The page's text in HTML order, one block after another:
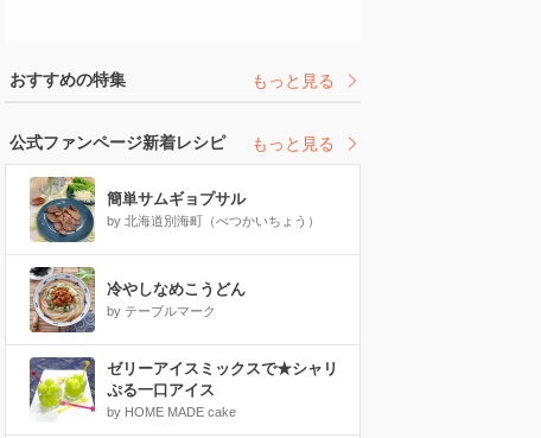
おすすめの特集 もっと見る
公式ファンページ新着レシピ もっと見る
簡単サムギョプサル
by 北海道別海町（べつかいちょう）
冷やしなめこうどん
by テーブルマーク
ゼリーアイスミックスで★シャリ
ぷる一口アイス
by HOME MADE cake